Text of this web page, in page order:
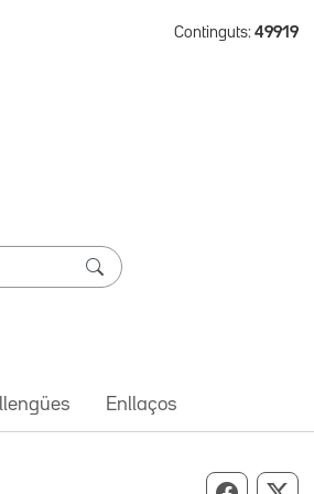
Continguts: 49919
Enllaços